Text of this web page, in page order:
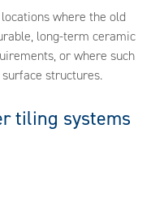
where the old
long-term ceramic
or where such
structures.
tiling systems